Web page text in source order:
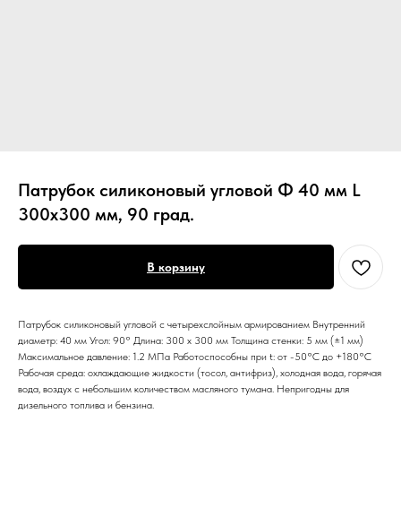
Патрубок силиконовый угловой Ф 40 мм L
300х300 мм, 90 град.
В корзину
Патрубок силиконовый угловой с четырехслойным армированием Внутренний
диаметр: 40 мм Угол: 90° Длина: 300 х 300 мм Толщина стенки: 5 мм (±1 мм)
Максимальное давление: 1.2 МПа Работоспособны при t: от -50°С до +180°С
Рабочая среда: охлаждающие жидкости (тосол, антифриз), холодная вода, горячая
вода, воздух с небольшим количеством масляного тумана. Непригодны для
дизельного топлива и бензина.